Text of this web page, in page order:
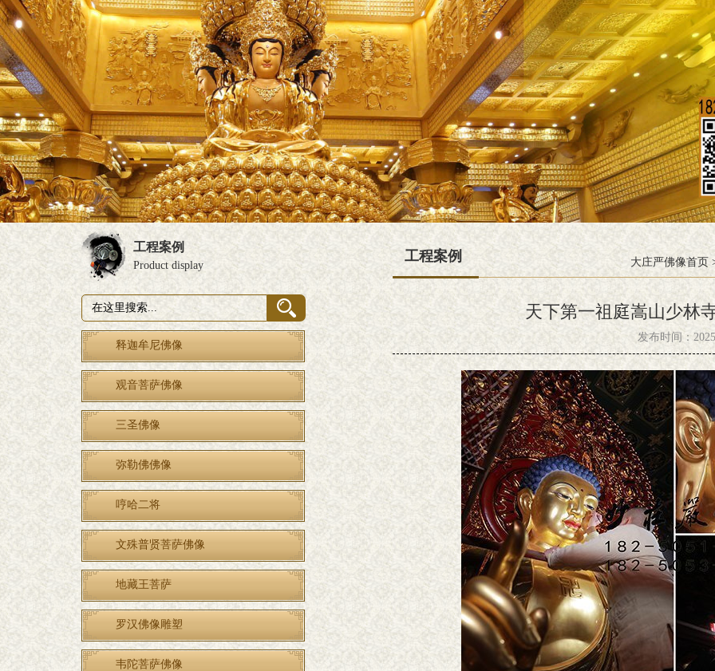
工程案例
Product display
释迦牟尼佛像
观音菩萨佛像
三圣佛像
弥勒佛佛像
哼哈二将
文殊普贤菩萨佛像
地藏王菩萨
罗汉佛像雕塑
韦陀菩萨佛像
工程案例 大庄严佛像首页
天下第一祖庭嵩山少林
发布时间：